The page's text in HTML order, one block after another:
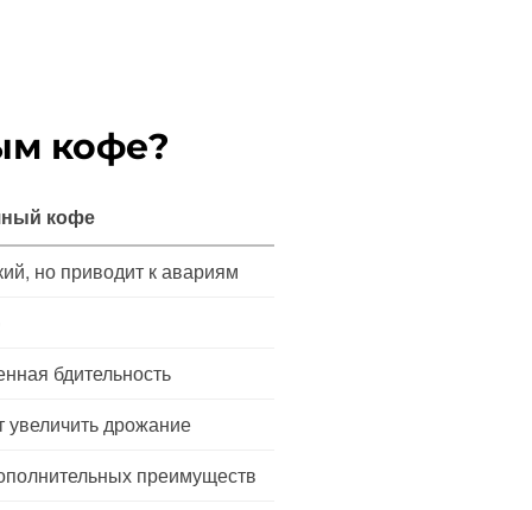
кофе?
кофе
но приводит к авариям
бдительность
увеличить дрожание
преимуществ